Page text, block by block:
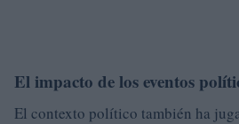
El impacto de los eventos
El contexto político también ha